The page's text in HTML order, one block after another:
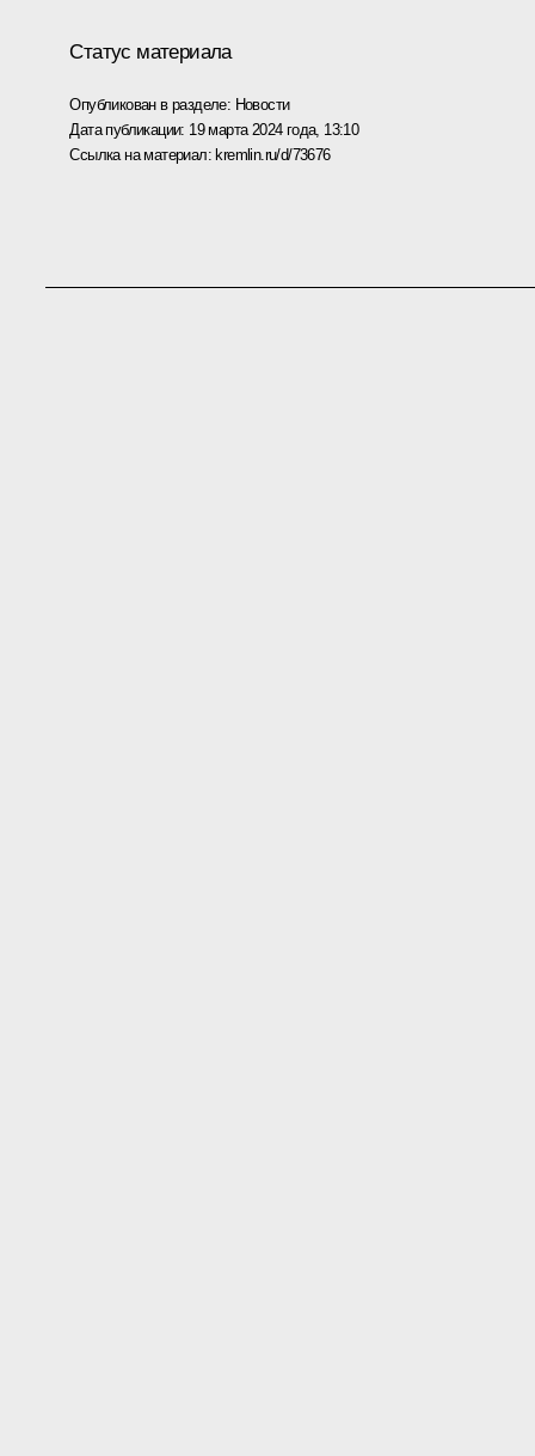
Статус материала
Опубликован в разделе: Новости
Дата публикации: 19 марта 2024 года, 13:10
Ссылка на материал: kremlin.ru/d/73676